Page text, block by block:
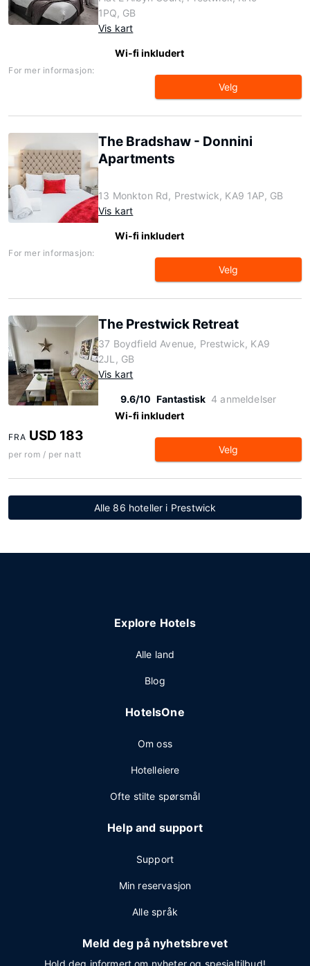
1PQ, GB
Vis kart
Wi-fi inkludert
For mer informasjon:
Velg
The Bradshaw - Donnini
Apartments
13 Monkton Rd, Prestwick, KA9 1AP, GB
Vis kart
Wi-fi inkludert
For mer informasjon:
Velg
The Prestwick Retreat
37 Boydfield Avenue, Prestwick, KA9
2JL, GB
Vis kart
9.6/10 Fantastisk 4 anmeldelser
Wi-fi inkludert
FRA USD 183
per rom / per natt Velg
Alle 86 hoteller i Prestwick
Explore Hotels
Alle land
Blog
HotelsOne
Om oss
Hotelleiere
Ofte stilte spørsmål
Help and support
Support
Min reservasjon
Alle språk
Meld deg på nyhetsbrevet
Hold deg informert om nyheter og spesialtilbud!